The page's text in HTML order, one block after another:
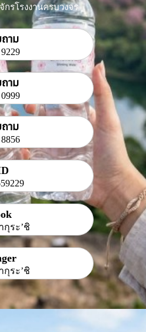
รโรงงานครบวงจร
าม
าม
าม
ระ’ชิ
ระ’ชิ